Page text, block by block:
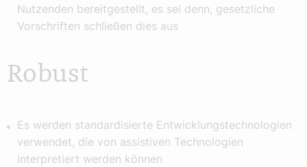
Nutzenden bereitgestellt, es sei denn, gesetzliche
Vorschriften schließen dies aus
Robust
Es werden standardisierte Entwicklungstechnologien
verwendet, die von assistiven Technologien
interpretiert werden können